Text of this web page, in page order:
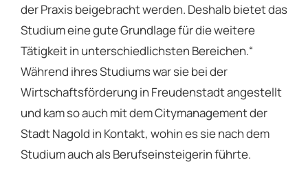
der Praxis beigebracht werden. Deshalb bietet das
Studium eine gute Grundlage für die weitere
Tätigkeit in unterschiedlichsten Bereichen.“
Während ihres Studiums war sie bei der
Wirtschaftsförderung in Freudenstadt angestellt
und kam so auch mit dem Citymanagement der
Stadt Nagold in Kontakt, wohin es sie nach dem
Studium auch als Berufseinsteigerin führte.